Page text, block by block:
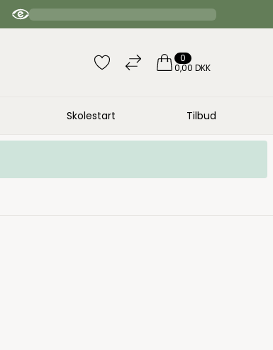
4.9 / 5 anbefaler | 20.000 bedømmelser
0
0,00 DKK
Skolestart Tilbud